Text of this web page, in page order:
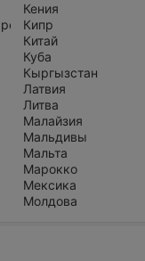
Кения
Кипр
Китай
Куба
Кыргызстан
Латвия
Литва
Малайзия
Мальдивы
Мальта
Марокко
Мексика
Молдова